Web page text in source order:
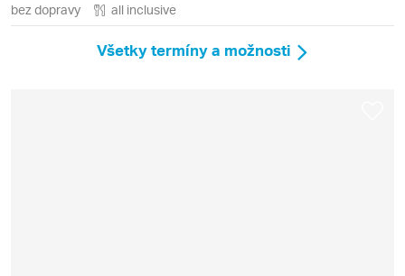
bez dopravy all inclusive
Všetky termíny a možnosti